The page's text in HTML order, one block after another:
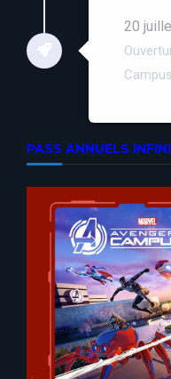
20
PASS ANNUELS